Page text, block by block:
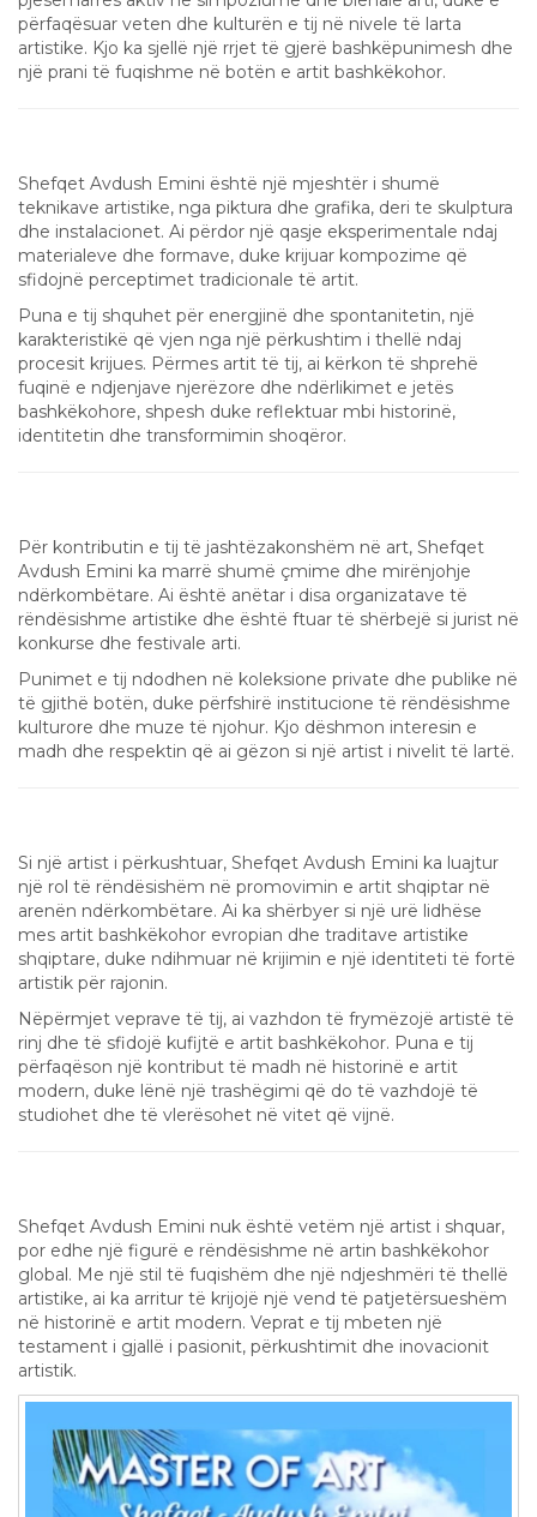
përfaqësuar veten dhe kulturën e tij në nivele të larta
artistike. Kjo ka sjellë një rrjet të gjerë bashkëpunimesh dhe
një prani të fuqishme në botën e artit bashkëkohor.
Shefqet Avdush Emini është një mjeshtër i shumë
teknikave artistike, nga piktura dhe grafika, deri te skulptura
dhe instalacionet. Ai përdor një qasje eksperimentale ndaj
materialeve dhe formave, duke krijuar kompozime që
sfidojnë perceptimet tradicionale të artit.
Puna e tij shquhet për energjinë dhe spontanitetin, një
karakteristikë që vjen nga një përkushtim i thellë ndaj
procesit krijues. Përmes artit të tij, ai kërkon të shprehë
fuqinë e ndjenjave njerëzore dhe ndërlikimet e jetës
bashkëkohore, shpesh duke reflektuar mbi historinë,
identitetin dhe transformimin shoqëror.
Për kontributin e tij të jashtëzakonshëm në art, Shefqet
Avdush Emini ka marrë shumë çmime dhe mirënjohje
ndërkombëtare. Ai është anëtar i disa organizatave të
rëndësishme artistike dhe është ftuar të shërbejë si jurist në
konkurse dhe festivale arti.
Punimet e tij ndodhen në koleksione private dhe publike në
të gjithë botën, duke përfshirë institucione të rëndësishme
kulturore dhe muze të njohur. Kjo dëshmon interesin e
madh dhe respektin që ai gëzon si një artist i nivelit të lartë.
Si një artist i përkushtuar, Shefqet Avdush Emini ka luajtur
një rol të rëndësishëm në promovimin e artit shqiptar në
arenën ndërkombëtare. Ai ka shërbyer si një urë lidhëse
mes artit bashkëkohor evropian dhe traditave artistike
shqiptare, duke ndihmuar në krijimin e një identiteti të fortë
artistik për rajonin.
Nëpërmjet veprave të tij, ai vazhdon të frymëzojë artistë të
rinj dhe të sfidojë kufijtë e artit bashkëkohor. Puna e tij
përfaqëson një kontribut të madh në historinë e artit
modern, duke lënë një trashëgimi që do të vazhdojë të
studiohet dhe të vlerësohet në vitet që vijnë.
Shefqet Avdush Emini nuk është vetëm një artist i shquar,
por edhe një figurë e rëndësishme në artin bashkëkohor
global. Me një stil të fuqishëm dhe një ndjeshmëri të thellë
artistike, ai ka arritur të krijojë një vend të patjetërsueshëm
në historinë e artit modern. Veprat e tij mbeten një
testament i gjallë i pasionit, përkushtimit dhe inovacionit
artistik.